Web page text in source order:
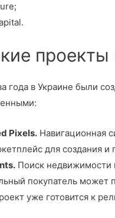
проекты
года в Украине были
Pixels. Навигационная
для создания и
Поиск недвижимости
покупатель может
уже готовится к